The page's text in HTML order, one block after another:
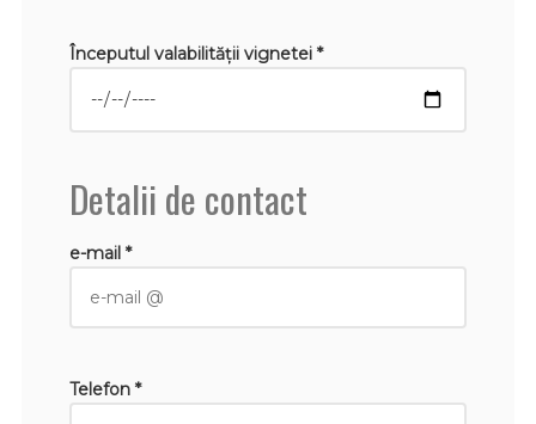
Începutul valabilităţii vignetei *
Detalii de contact
e-mail *
Telefon *